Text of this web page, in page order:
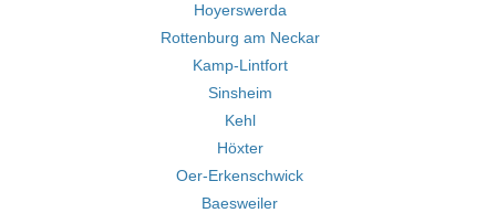
Hoyerswerda
Rottenburg am Neckar
Kamp-Lintfort
Sinsheim
Kehl
Höxter
Oer-Erkenschwick
Baesweiler